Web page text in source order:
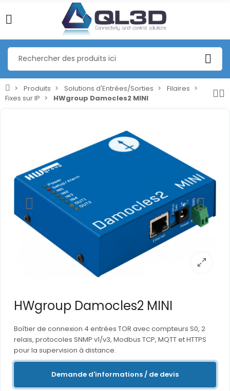
Produits Solutions d'Entrées/Sorties
Filaires
Fixes sur IP
HWgroup Damocles2 MINI
HWgroup Damocles2 MINI
Boîtier de connexion 4 entrées TOR avec compteurs S0, 2
relais, protocoles SNMP v1/v3, Modbus TCP, MQTT et HTTPS
pour la supervision à distance.
Demande d'informations / de devis